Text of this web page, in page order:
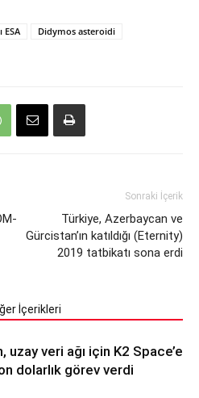
ESA
Didymos asteroidi
Sonraki İçerik
Türkiye, Azerbaycan ve
Gürcistan’ın katıldığı (Eternity)
2019 tatbikatı sona erdi
İçerikleri
uzay veri ağı için K2 Space’e
dolarlık görev verdi